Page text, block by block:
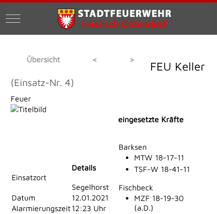
Mobile Menu Toggle
Übersicht < > FEU Keller
(Einsatz-Nr. 4)
Feuer
Einsatzort
Details
Segelhorst
Datum
12.01.2021
Alarmierungszeit 12:23 Uhr
eingesetzte Kräfte
Barksen
MTW 18-17-11
TSF-W 18-41-11
Fischbeck
MZF 18-19-30
(a.D.)